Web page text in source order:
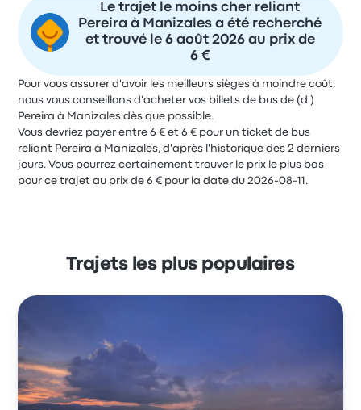
Le trajet le moins cher reliant
Pereira à Manizales a été recherché
et trouvé le 6 août 2026 au prix de
6 €
Pour vous assurer d'avoir les meilleurs sièges à moindre coût,
nous vous conseillons d'acheter vos billets de bus de (d')
Pereira à Manizales dès que possible.
Vous devriez payer entre 6 € et 6 € pour un ticket de bus
reliant Pereira à Manizales, d'après l'historique des 2 derniers
jours. Vous pourrez certainement trouver le prix le plus bas
pour ce trajet au prix de 6 € pour la date du 2026-08-11.
Trajets les plus populaires